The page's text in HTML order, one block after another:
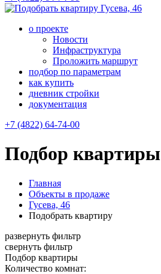
Гусева, 46
о проекте
Новости
Инфраструктура
Проложить маршрут
подбор по параметрам
как купить
дневник стройки
документация
+7 (4822) 64-74-00
Подбор квартиры
Главная
Объекты в продаже
Гусева, 46
Подобрать квартиру
развернуть фильтр
свернуть фильтр
Подбор квартиры
Количество комнат: